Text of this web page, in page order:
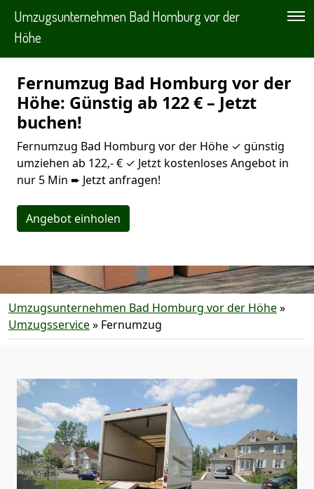
Umzugsunternehmen Bad Homburg vor der
Höhe
Fernumzug Bad Homburg vor der
Höhe: Günstig ab 122 € – Jetzt
buchen!
Fernumzug Bad Homburg vor der Höhe ✓ günstig
umziehen ab 122,- € ✓ Jetzt kostenloses Angebot in
nur 5 Min ➨ Jetzt anfragen!
Angebot einholen
Umzugsunternehmen Bad Homburg vor der Höhe»
Umzugsservice» Fernumzug